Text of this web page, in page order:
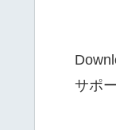
サポ